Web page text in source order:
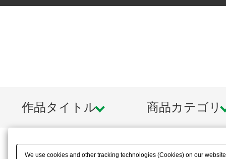
作品タイトル 商品カテゴリ
We use cookies and other tracking technologies (Cookies) on our